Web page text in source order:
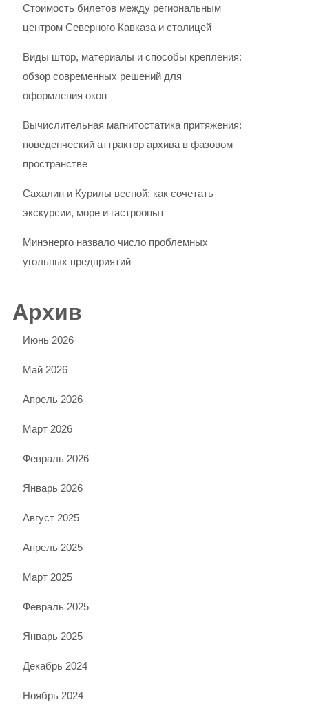
Стоимость билетов между региональным
центром Северного Кавказа и столицей
Виды штор, материалы и способы крепления:
обзор современных решений для
оформления окон
Вычислительная магнитостатика притяжения:
поведенческий аттрактор архива в фазовом
пространстве
Сахалин и Курилы весной: как сочетать
экскурсии, море и гастроопыт
Минэнерго назвало число проблемных
угольных предприятий
Архив
Июнь 2026
Май 2026
Апрель 2026
Март 2026
Февраль 2026
Январь 2026
Август 2025
Апрель 2025
Март 2025
Февраль 2025
Январь 2025
Декабрь 2024
Ноябрь 2024